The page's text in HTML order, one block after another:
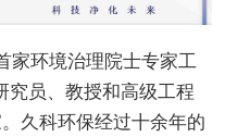
家环境治理院士专家工
究员、教授和高级工程
久科环保经过十余年的